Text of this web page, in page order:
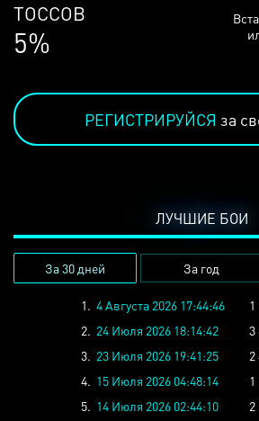
ЛЮДЕЙ
68%
РЕГИСТРИРУЙСЯ за
ЛУЧШИЕ БОИ
За 30 дней За год
1. 4 Августа 2026 17:44:46
1
2. 24 Июля 2026 18:14:42
3
3. 23 Июля 2026 19:41:25
2
4. 15 Июля 2026 04:48:14
1
5. 14 Июля 2026 02:44:10
2